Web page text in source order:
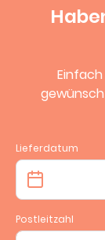
Lieferdatum
Postleitzahl